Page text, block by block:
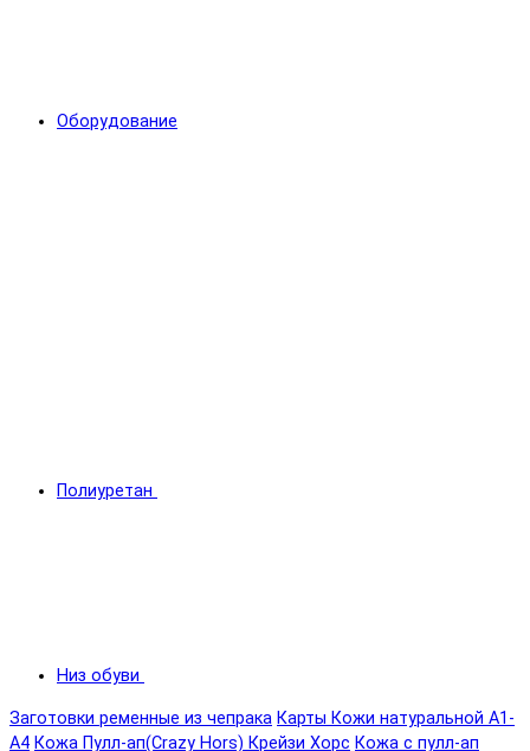
Оборудование
Полиуретан
Низ обуви
Заготовки ременные из чепрака Карты Кожи натуральной А1-
А4 Кожа Пулл-ап(Crazy Hors) Крейзи Хорс Кожа с пулл-ап